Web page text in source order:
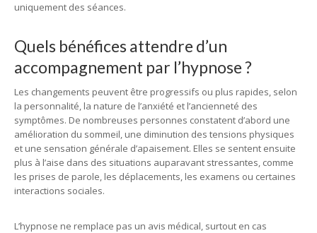
uniquement des séances.
Quels bénéfices attendre d’un
accompagnement par l’hypnose ?
Les changements peuvent être progressifs ou plus rapides, selon
la personnalité, la nature de l’anxiété et l’ancienneté des
symptômes. De nombreuses personnes constatent d’abord une
amélioration du sommeil, une diminution des tensions physiques
et une sensation générale d’apaisement. Elles se sentent ensuite
plus à l’aise dans des situations auparavant stressantes, comme
les prises de parole, les déplacements, les examens ou certaines
interactions sociales.
L’hypnose ne remplace pas un avis médical, surtout en cas